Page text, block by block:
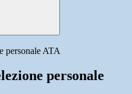
personale ATA
personale